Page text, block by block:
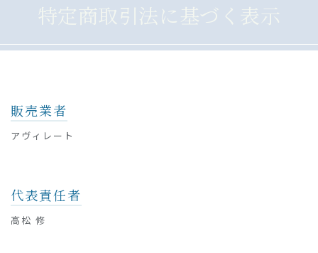
特定商取引法に基づく表示
販売業者
アヴィレート
代表責任者
高松 修